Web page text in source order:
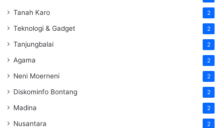
Tanah Karo 2
Teknologi & Gadget 2
Tanjungbalai 2
Agama 2
Neni Moerneni 2
Diskominfo Bontang 2
Madina 2
Nusantara 2